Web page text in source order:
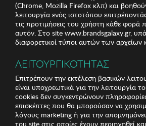
(Chrome, Mozilla Firefox κλπ) και
λειτουργία ενός ιστοτόπου
τις προτιμήσεις του χρήστη κάθε φορά
αυτόν. Στο site www.brandsgalaxy.gr,
διαφορετικοί τύποι αυτών των αρχείων
ΛΕΙΤΟΥΡΓΙΚΟΤΗΤΑΣ
Επιτρέπουν την εκτέλεση βασικών
είναι υποχρεωτικά για την λειτουργία
cookies δεν συγκεντρώνουν
επισκέπτες που θα μπορούσαν να
λόγους marketing ή για την
του site στις οποίες έχουν περιηγηθεί